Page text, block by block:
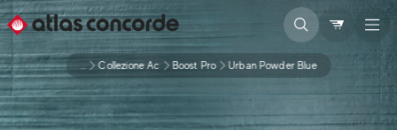
... Collezione Ac Boost Pro Urban Powder Blue